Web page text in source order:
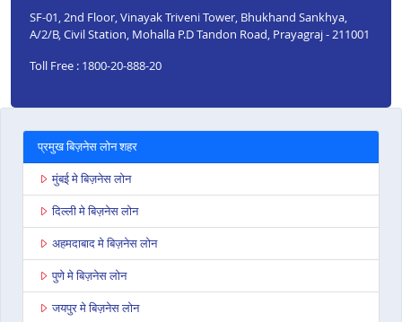
SF-01, 2nd Floor, Vinayak Triveni Tower, Bhukhand Sankhya,
A/2/B, Civil Station, Mohalla P.D Tandon Road, Prayagraj - 211001
Toll Free : 1800-20-888-20
प्रमुख बिज़नेस लोन शहर
मुंबई मे बिज़नेस लोन
दिल्ली मे बिज़नेस लोन
अहमदाबाद मे बिज़नेस लोन
पुणे मे बिज़नेस लोन
जयपुर मे बिज़नेस लोन